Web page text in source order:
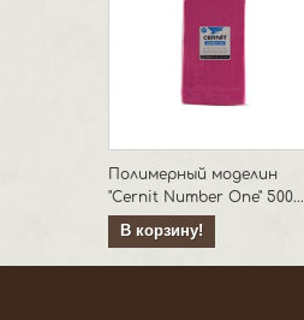
Полимерный моделин
"Cernit Number One" 500...
В корзину!